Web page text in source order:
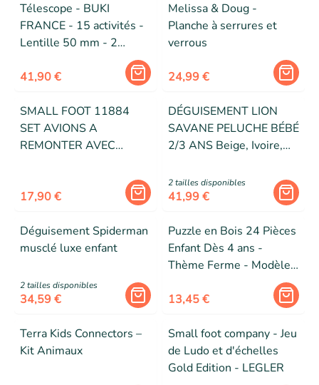
Télescope - BUKI
FRANCE - 15 activités -
Lentille 50 mm - 2
interchangeables -
41,90 €
Melissa & Doug -
Planche à serrures et
verrous
24,99 €
SMALL FOOT 11884
SET AVIONS A
REMONTER AVEC
17,90 €
DÉGUISEMENT LION
SAVANE PELUCHE BÉBÉ
2/3 ANS Beige, Ivoire,
Taupe
2tailles disponibles
41,99 €
Déguisement Spiderman
musclé luxe enfant
2tailles disponibles
34,59 €
Puzzle en Bois 24 Pièces
Enfant Dès 4 ans -
Thème Ferme - Modèle
inclus + Jeu des 5 Erreurs
sur le Plateau
13,45 €
Terra Kids Connectors –
Kit Animaux
Small foot company - Jeu
de Ludo et d'échelles
Gold Edition - LEGLER